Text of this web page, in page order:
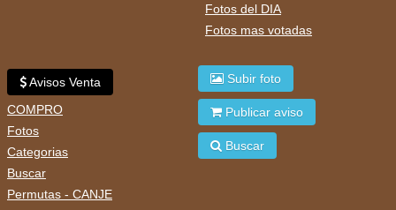
Fotos del DIA
Fotos mas votadas
Avisos Venta
COMPRO
Fotos
Categorias
Buscar
Permutas - CANJE
Subir foto
Publicar aviso
Buscar